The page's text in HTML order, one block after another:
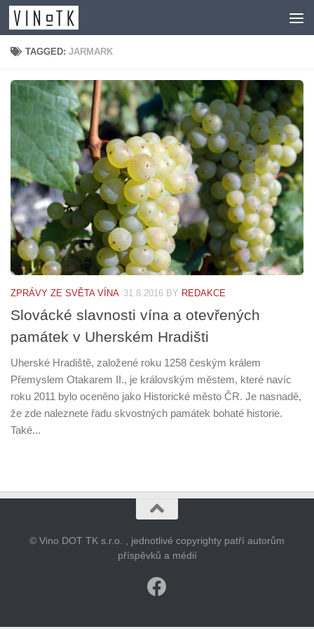
Skip to content
TAGGED:JARMARK
ZPRÁVY ZE SVĚTA VÍNA 31.8.2016 BY REDAKCE
Slovácké slavnosti vína a otevřených
památek v Uherském Hradišti
Uherské Hradiště, založené roku 1258 českým králem
Přemyslem Otakarem II., je královským městem, které navíc
roku 2011 bylo oceněno jako Historické město ČR. Je nasnadě,
že zde naleznete řadu skvostných památek bohaté historie.
Také...
© Vino DOT TK s.r.o. , jednotlivé copyrighty patří autorům
příspěvků a médií